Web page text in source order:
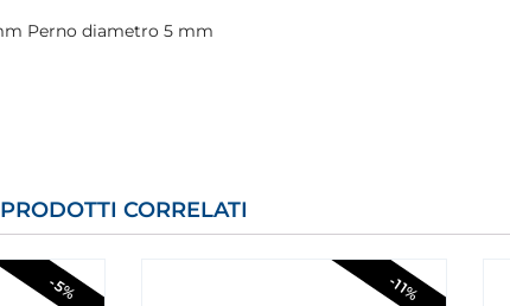
Perno diametro 5 mm
PRODOTTI CORRELATI
-5% -11%